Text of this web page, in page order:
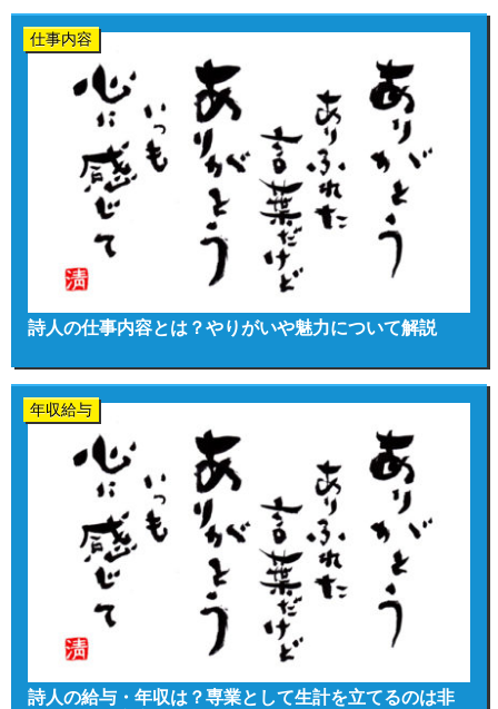
仕事内容
詩人の仕事内容とは？やりがいや魅力について解説
年収給与
詩人の給与・年収は？専業として生計を立てるのは非